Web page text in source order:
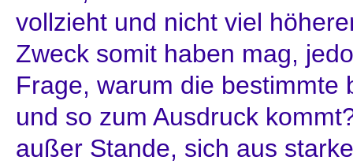
vollzieht und nicht viel
Zweck somit haben mag,
Frage, warum die bestimmte
und so zum Ausdruck
außer Stande, sich aus